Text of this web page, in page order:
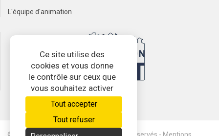
L'équipe d'animation
Ce site utilise des
cookies et vous donne
le contrôle sur ceux que
vous souhaitez activer
Tout accepter
Tout refuser